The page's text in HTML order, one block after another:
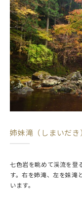
姉妹滝（しまいだき）
七色岩を眺めて渓流を登
す。右を姉滝、左を妹滝
います。